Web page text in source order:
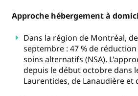
Approche hébergement à
Dans la région de Montréal,
septembre : 47 % de
soins alternatifs (NSA).
depuis le début octobre dans
Laurentides, de Lanaudière et